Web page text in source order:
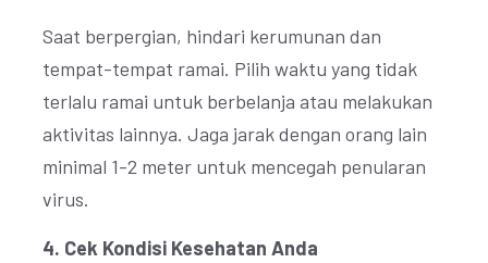
Saat berpergian, hindari kerumunan dan
tempat-tempat ramai. Pilih waktu yang tidak
terlalu ramai untuk berbelanja atau melakukan
aktivitas lainnya. Jaga jarak dengan orang lain
minimal 1-2 meter untuk mencegah penularan
virus.
4. Cek Kondisi Kesehatan Anda